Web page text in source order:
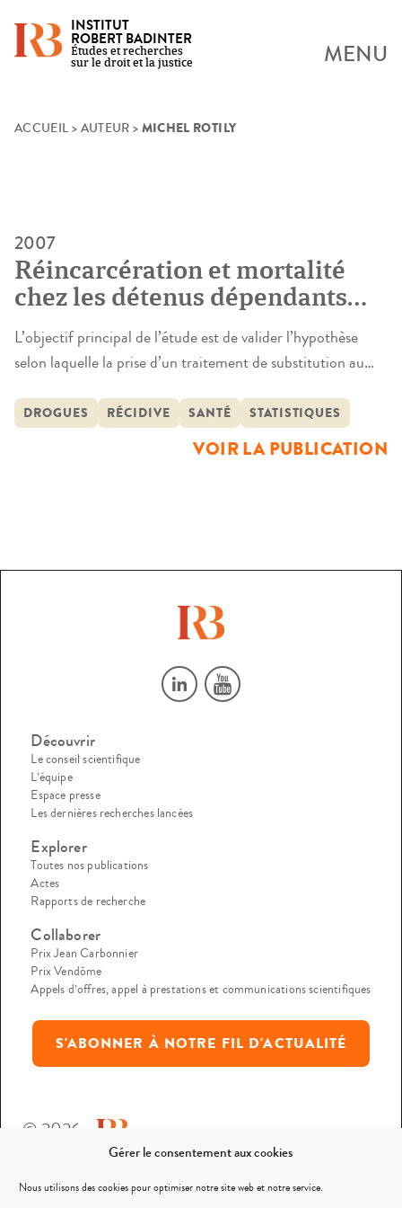
Gérer le consentement aux cookies
Nous utilisons des cookies pour optimiser notre site web et notre service.
Skip
INSTITUT
ROBERT BADINTER
Études et recherches
sur le droit et la justice
MENU
ACCUEIL > AUTEUR > MICHEL ROTILY
2007
Réincarcération et mortalité
chez les détenus dépendants
aux opiacés : une étude de
cohorte prospective (2003-
2006)
L’objectif principal de l’étude est de valider l’hypothèse
selon laquelle la prise d’un traitement de substitution au
taux de réincarcération évalué sur une période de 24
mois.Les objectifs secondaires de l’étude sont les suivants :–
analyser les facteurs associés à la poursuite de la
DROGUES RÉCIDIVE SANTÉ STATISTIQUES
VOIR LA PUBLICATION
Découvrir
Le conseil scientifique
L’équipe
Espace presse
Les dernières recherches lancées
Explorer
Toutes nos publications
Actes
Rapports de recherche
Collaborer
Prix Jean Carbonnier
Prix Vendôme
Appels d’offres, appel à prestations et communications scientifiques
S'ABONNER À NOTRE FIL D'ACTUALITÉ
© 2026